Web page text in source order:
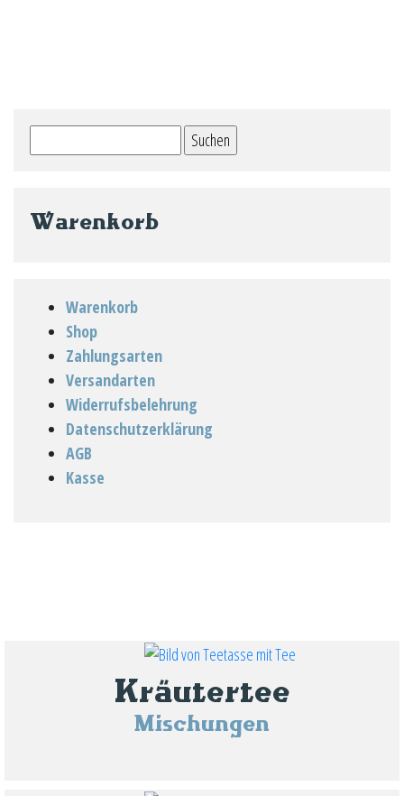
nach:
Warenkorb
Warenkorb
Shop
Zahlungsarten
Versandarten
Widerrufsbelehrung
Datenschutzerklärung
AGB
Kasse
Kräutertee
Mischungen